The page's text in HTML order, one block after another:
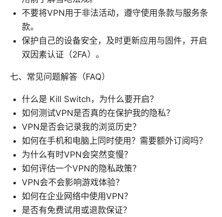
不要将VPN用于非法活动，遵守使用条款与服务条
款。
保护自己的设备安全，及时更新应用与固件，开启
双因素认证（2FA）。
七、常见问题解答（FAQ）
什么是 Kill Switch，为什么要开启？
如何测试VPN是否真的在保护我的隐私？
VPN是否会记录我的浏览历史？
如何在手机和电脑上同时使用？需要额外订阅吗？
为什么有时VPN会突然变慢？
如何评估一个VPN的隐私政策？
VPN会不会影响游戏体验？
如何在企业网络中使用VPN？
是否有免费试用或退款保证？